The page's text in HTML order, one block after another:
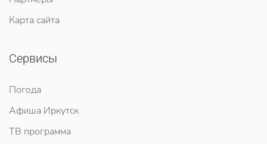
Карта сайта
Сервисы
Погода
Афиша Иркутск
ТВ программа